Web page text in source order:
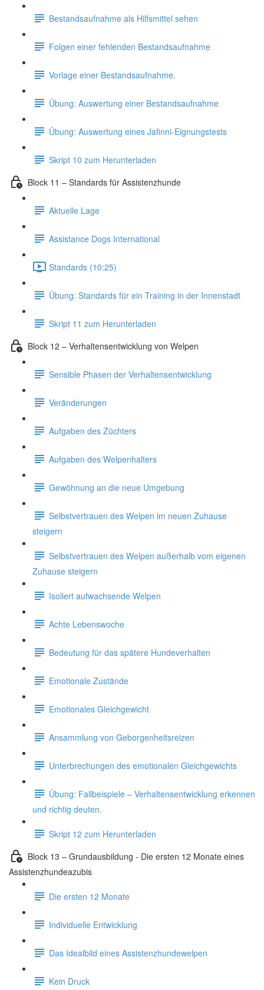
Bestandsaufnahme als Hilfsmittel sehen
Folgen einer fehlenden Bestandsaufnahme
Vorlage einer Bestandsaufnahme.
Übung: Auswertung einer Bestandsaufnahme
Übung: Auswertung eines Jafinni-Eignungstests
Skript 10 zum Herunterladen
Block 11 – Standards für Assistenzhunde
Aktuelle Lage
Assistance Dogs International
Standards (10:25)
Übung: Standards für ein Training in der Innenstadt
Skript 11 zum Herunterladen
Block 12 – Verhaltensentwicklung von Welpen
Sensible Phasen der Verhaltensentwicklung
Veränderungen
Aufgaben des Züchters
Aufgaben des Welpenhalters
Gewöhnung an die neue Umgebung
Selbstvertrauen des Welpen im neuen Zuhause
steigern
Selbstvertrauen des Welpen außerhalb vom eigenen
Zuhause steigern
Isoliert aufwachsende Welpen
Achte Lebenswoche
Bedeutung für das spätere Hundeverhalten
Emotionale Zustände
Emotionales Gleichgewicht
Ansammlung von Geborgenheitsreizen
Unterbrechungen des emotionalen Gleichgewichts
Übung: Fallbeispiele – Verhaltensentwicklung erkennen
und richtig deuten.
Skript 12 zum Herunterladen
Block 13 – Grundausbildung - Die ersten 12 Monate eines
Assistenzhundeazubis
Die ersten 12 Monate
Individuelle Entwicklung
Das Idealbild eines Assistenzhundewelpen
Kein Druck